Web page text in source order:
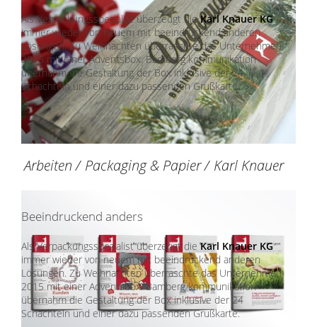
Als Verpackungsspezialist überzeugt dieKarl Knauer KG
immer wieder von neuem mit beeindruckend anderen
Lösungen. Zu Weihnachten überraschte das Unternehmen
2015 mit einer Adventsbox. Bamberg kommunikation
übernahm die Gestaltung der Box inklusive der 24
Schachteln und einer dazu passenden Grußkarte.
Beeindruckend anders
Als Verpackungsspezialist überzeugt dieKarl Knauer KG
immer wieder von neuem mit beeindruckend anderen
Lösungen. Zu Weihnachten überraschte das Unternehmen
2015 mit einer Adventsbox. Bamberg kommunikation
übernahm die Gestaltung der Box inklusive der 24
Schachteln und einer dazu passenden Grußkarte.
Arbeiten/ Packaging & Papier/ Karl Knauer